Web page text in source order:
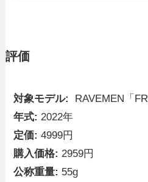
評価
対象モデル:
RAVEMEN「
年式: 2022年
定価: 4999円
購入価格: 2959円
公称重量: 55g